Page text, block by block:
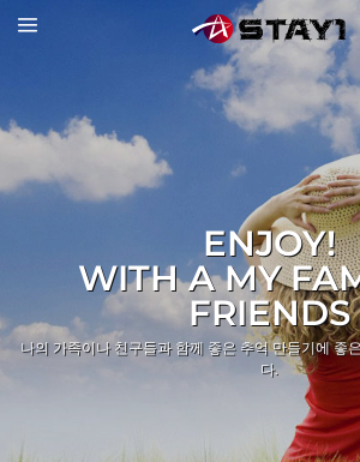
ENJOY!
WITH A MY
FRIENDS
나의 가족이나 친구들과 함께 좋은 추억 만들기에 좋
다.